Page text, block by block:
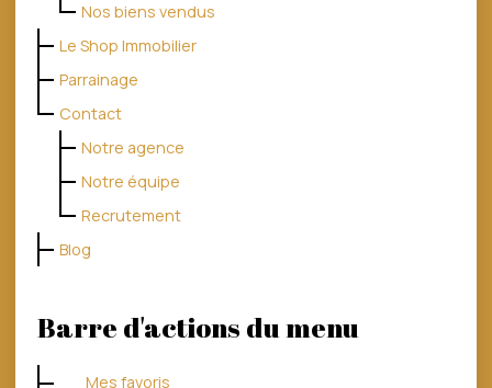
Nos biens vendus
Le Shop Immobilier
Parrainage
Contact
Notre agence
Notre équipe
Recrutement
Blog
Barre d'actions du menu
Mes favoris